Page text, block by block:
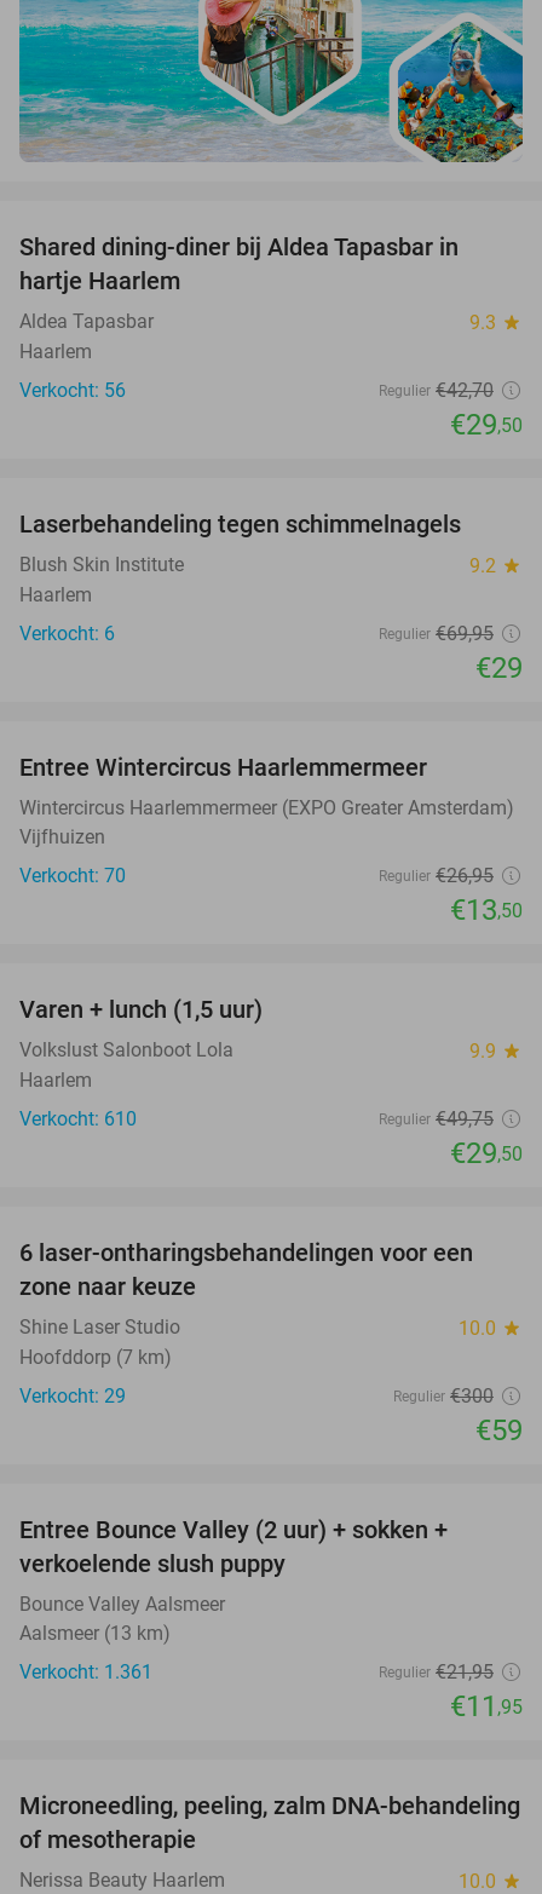
Shared dining-diner bij Aldea Tapasbar in
hartje Haarlem
Aldea Tapasbar 9.3 star
Haarlem
Verkocht: 56
Regulier €42,70
€29,50
Laserbehandeling tegen schimmelnagels
Blush Skin Institute 9.2 star
Haarlem
Verkocht: 6
Regulier €69,95
€29
Entree Wintercircus Haarlemmermeer
Wintercircus Haarlemmermeer (EXPO Greater Amsterdam)
Vijfhuizen
Verkocht: 70
Regulier €26,95
€13,50
Varen + lunch (1,5 uur)
Volkslust Salonboot Lola 9.9 star
Haarlem
Verkocht: 610
Regulier €49,75
€29,50
80%
6 laser-ontharingsbehandelingen voor een
zone naar keuze
Shine Laser Studio 10.0 star
Hoofddorp (7 km)
Verkocht: 29
Regulier €300
€59
Entree Bounce Valley (2 uur) + sokken +
verkoelende slush puppy
Bounce Valley Aalsmeer
Aalsmeer (13 km)
Verkocht: 1.361
Regulier €21,95
€11 ,95
50%
Microneedling, peeling, zalm DNA-behandeling
of mesotherapie
Nerissa Beauty Haarlem 10.0 star